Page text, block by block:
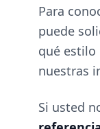
Para
puede
qué estilo
nuestras
Si usted